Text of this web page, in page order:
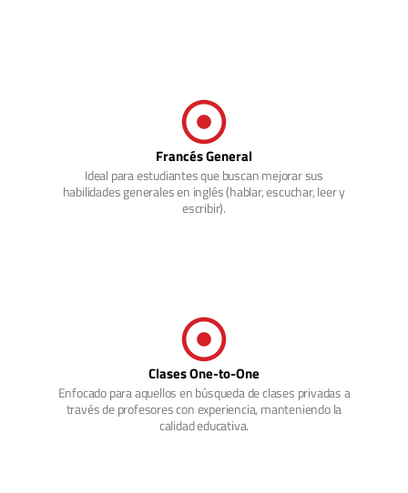
Francés General
Ideal para estudiantes que buscan mejorar sus
habilidades generales en inglés (hablar, escuchar, leer y
escribir).
Clases One-to-One
Enfocado para aquellos en búsqueda de clases privadas a
través de profesores con experiencia, manteniendo la
calidad educativa.